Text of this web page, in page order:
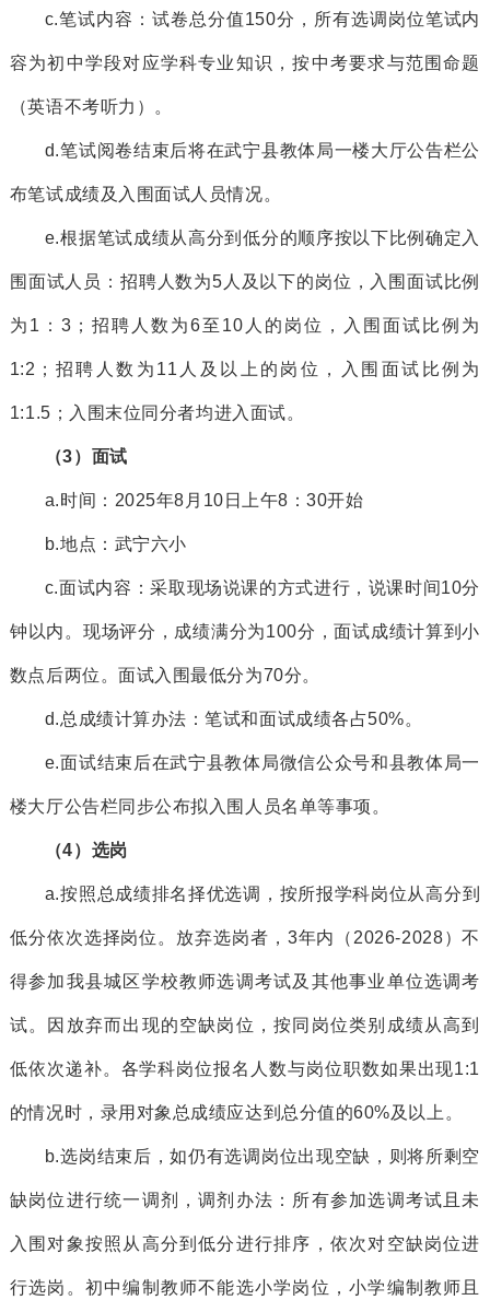
c.笔试内容：试卷总分值150分 ，所有选调岗位笔试内
容为初中学段对应学科专业知识，按中考要求与范围命题
（英语不考听力） 。
d.笔试阅卷结束后将在武宁县教体局一楼大厅公告栏公
布笔试成绩及 入围 面试人员情况。
e.根据笔试成绩从高分到低分的顺序按以下比例确定入
围 面试人员： 招聘人数为5人及以下的岗位， 入围 面试比例
为 1：3 ；招聘人数为6至10人的岗位， 入围 面试比例为
1:2；招聘人数为11人及以上的岗位， 入围 面试比例为
1:1.5； 入围末位同分者均进入面试。
（3） 面试
a.时间： 2025年8月 10 日上午8：30开始
b.地点：武宁六小
c.面试内容：采取现场说课的方式进行，说课时间 10分
钟以内。现场评分，成绩满分为100分，面试成绩计算到小
数点后两位。面试入围最低分为70分。
d.总成绩计算办法：笔试和面试成绩各占50%。
e.面试结束后在武宁县教体局微信公众号和县教体局一
楼大厅公告栏同步公布拟入围 人员名单等事项。
（4） 选岗
a.按照总成绩排名择优选调 ， 按所报学科岗位从高分到
低分依次选择岗位。放弃选岗者， 3年内（2026-2028）不
得参加我县城区学校教师选调考试及其他事业单位选调考
试。因放弃而出现的空缺岗位，按同岗位类别成绩从高到
低依次递补。 各学科岗位报名人数与岗位职数如果出现1:1
的情况时，录用对象总成绩应达到总分值的60%及以上。
b.选岗结束后，如仍有选调岗位出现空缺，则将所剩空
缺岗位进行统一调剂，调剂办法：所有参加选调考试且未
入围对象按照从高分到低分进行排序，依次对空缺岗位进
行选岗 。 初中编制教师不能选小学岗位，小学编制教师且